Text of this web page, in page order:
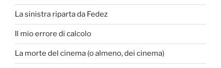
La sinistra riparta da Fedez
Il mio errore di calcolo
La morte del cinema (o almeno, dei cinema)